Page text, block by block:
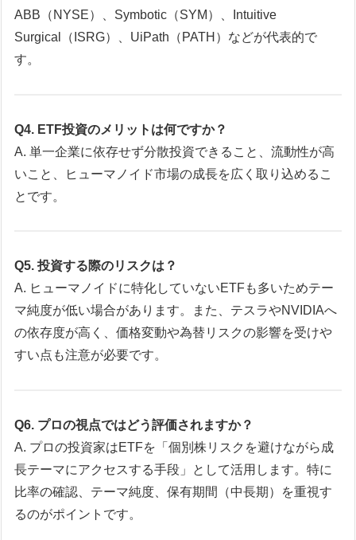
ABB（NYSE）、Symbotic（SYM）、Intuitive
Surgical（ISRG）、UiPath（PATH）などが代表的で
す。
Q4. ETF投資のメリットは何ですか？
A. 単一企業に依存せず分散投資できること、流動性が高
いこと、ヒューマノイド市場の成長を広く取り込めるこ
とです。
Q5. 投資する際のリスクは？
A. ヒューマノイドに特化していないETFも多いためテー
マ純度が低い場合があります。また、テスラやNVIDIAへ
の依存度が高く、価格変動や為替リスクの影響を受けや
すい点も注意が必要です。
Q6. プロの視点ではどう評価されますか？
A. プロの投資家はETFを「個別株リスクを避けながら成
長テーマにアクセスする手段」として活用します。特に
比率の確認、テーマ純度、保有期間（中長期）を重視す
るのがポイントです。